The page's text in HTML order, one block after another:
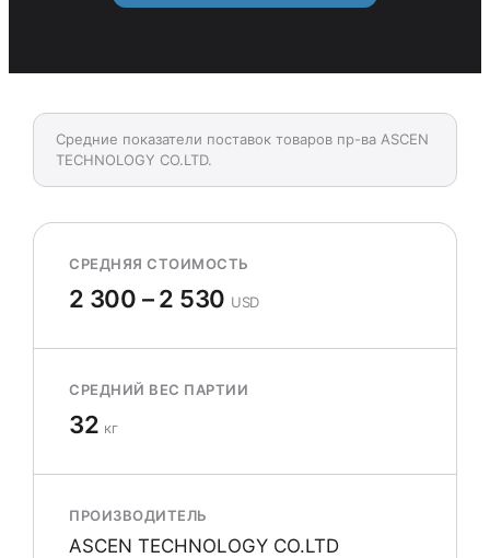
Средние показатели поставок товаров пр-ва ASCEN
TECHNOLOGY CO.LTD.
СРЕДНЯЯ СТОИМОСТЬ
2 300 – 2 530 USD
СРЕДНИЙ ВЕС ПАРТИИ
32 кг
ПРОИЗВОДИТЕЛЬ
ASCEN TECHNOLOGY CO.LTD